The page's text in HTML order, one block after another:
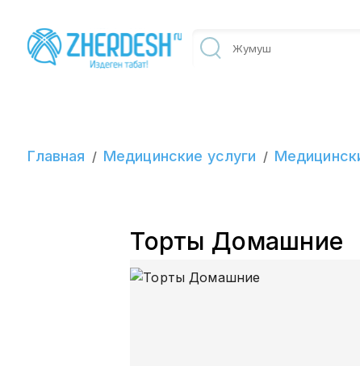
Главная / Медицинские услуги /
Торты Домашние